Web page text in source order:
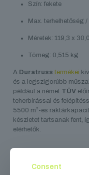
Szín: fekete
Max. terhelhetőség
Méretek: 119,3 x
Tömeg: 0,515 kg
A Duratruss termékei
és a legszigorúbb
például a német TÜV
teherbírással és
5500 m²-es
készletet tartsanak fent,
elérhetők.
Consent